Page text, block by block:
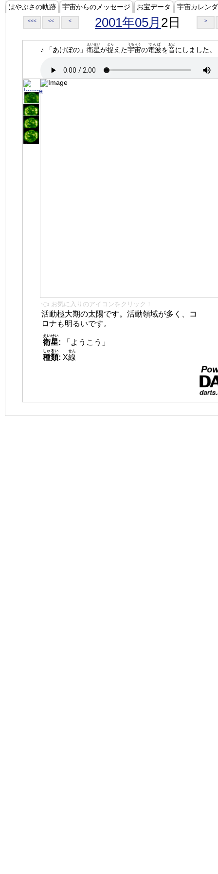
はやぶさの軌跡 宇宙からのメッセージ お宝データ 宇宙カレン
<<< << < 2001年05月 2日 >
♪ 「あけぼの」 衛星
えいせい
が捉
とら
えた宇宙
うちゅう
の電波
でんぱ
を音
おと
にしました。
👈 お気に入りのアイコンをクリック！
活動極大期の太陽です。活動領域が多く、コ
ロナも明るいです。
衛星
えいせい
:
「ようこう」
種類
しゅるい
: X線
せん